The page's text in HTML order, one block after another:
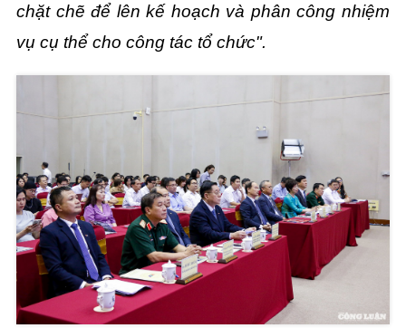
chặt chẽ để lên kế hoạch và phân công nhiệm
vụ cụ thể cho công tác tổ chức".